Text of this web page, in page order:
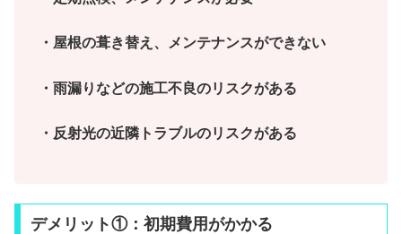
・屋根の葺き替え、メンテナンスができない
・雨漏りなどの施工不良のリスクがある
・反射光の近隣トラブルのリスクがある
デメリット①：初期費用がかかる